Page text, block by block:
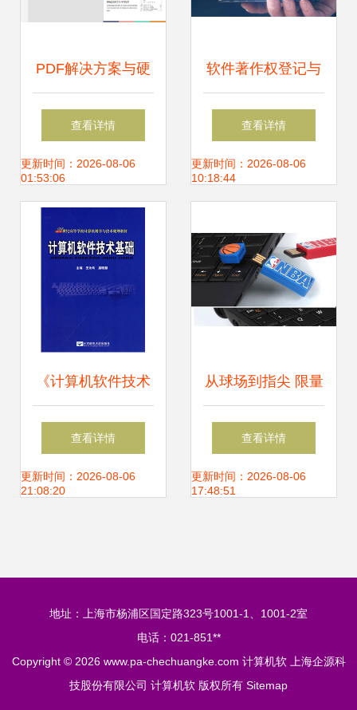
PDF解决方案与硬
件研发指南
查看详情
更新时间：2026-08-06
01:53:06
软件著作权登记与
硬件研发 所需资料
与关键要点
查看详情
更新时间：2026-08-06
10:18:44
《计算机软件技术
基础》书评 硬件的
研发与软件的交响
查看详情
更新时间：2026-08-06
21:08:20
从球场到指尖 限量
版詹姆斯签名U盘
的硬件研发之路
查看详情
更新时间：2026-08-06
17:48:51
地址：上海市杨浦区国定路323号1001-1、1001-2室
电话：021-851**
Copyright © 2026 www.pa-chechuangke.com 计算机软
上海企源科
技股份有限公司 计算机软 版权所有 Sitemap